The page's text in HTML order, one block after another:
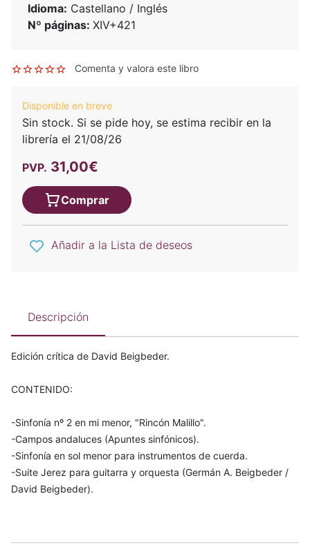
Idioma: Castellano / Inglés
Nº páginas: XIV+421
Comenta y valora este libro
Disponible en breve
Sin stock. Si se pide hoy, se estima recibir en la
librería el 21/08/26
PVP. 31,00€
Comprar
Añadir a la Lista de deseos
Descripción
Edición crítica de David Beigbeder.
CONTENIDO:
-Sinfonía nº 2 en mi menor, "Rincón Malillo".
-Campos andaluces (Apuntes sinfónicos).
-Sinfonía en sol menor para instrumentos de cuerda.
-Suite Jerez para guitarra y orquesta (Germán A. Beigbeder /
David Beigbeder).